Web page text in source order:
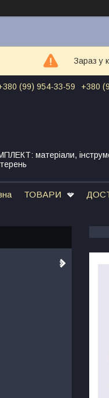
Зараз у
(99) 954-33-59 +380
матеріали,
ТОВАРИ